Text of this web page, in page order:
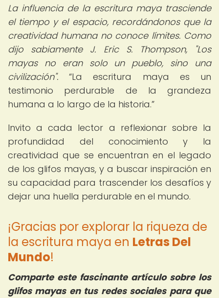
La influencia de la escritura maya trasciende
el tiempo y el espacio, recordándonos que la
creatividad humana no conoce límites. Como
dijo sabiamente J. Eric S. Thompson, "Los
mayas no eran solo un pueblo, sino una
civilización".
La escritura maya es un
testimonio perdurable de la grandeza
humana a lo largo de la historia.
Invito a cada lector a reflexionar sobre la
profundidad del conocimiento y la
creatividad que se encuentran en el legado
de los glifos mayas, y a buscar inspiración en
su capacidad para trascender los desafíos y
dejar una huella perdurable en el mundo.
¡Gracias por explorar la riqueza de
la escritura maya en Letras Del
Mundo!
Comparte este fascinante artículo sobre los
glifos mayas en tus redes sociales para que